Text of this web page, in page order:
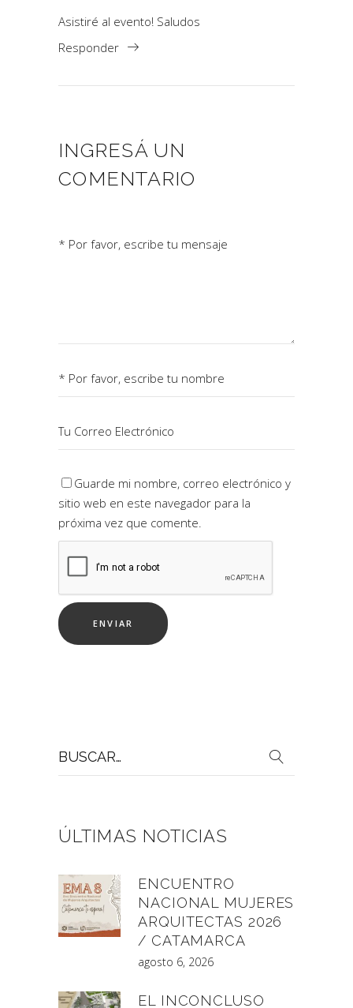
Asistiré al evento! Saludos
Responder
INGRESÁ UN
COMENTARIO
Guarde mi nombre, correo electrónico y
sitio web en este navegador para la
próxima vez que comente.
por:
ÚLTIMAS NOTICIAS
ENCUENTRO
NACIONAL MUJERES
ARQUITECTAS 2026
/ CATAMARCA
agosto 6, 2026
EL INCONCLUSO